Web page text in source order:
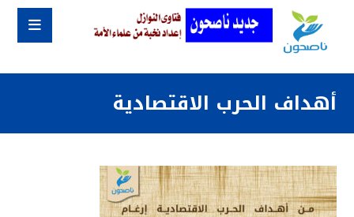
أهداف الحرب الاقتصادية